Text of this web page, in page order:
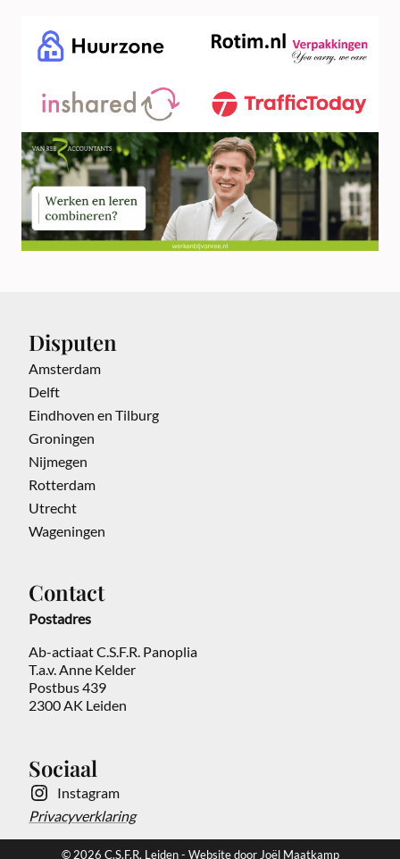
Disputen
Amsterdam
Delft
Eindhoven en Tilburg
Groningen
Nijmegen
Rotterdam
Utrecht
Wageningen
Contact
Postadres
Ab-actiaat C.S.F.R. Panoplia
T.a.v. Anne Kelder
Postbus 439
2300 AK Leiden
Sociaal
Instagram
Privacyverklaring
© 2026 C.S.F.R. Leiden - Website door Joël Maatkamp